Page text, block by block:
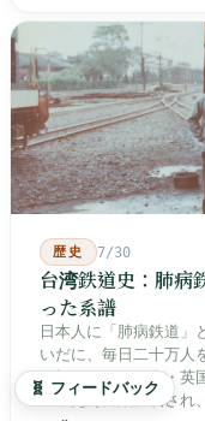
歴史 7/30
台湾鉄道史：肺病
った系譜
日本人に「肺病鉄道」
いだに、毎日二十万人
が招いたドイツ人・英
いったん白紙に戻され
🧬 フィードバック